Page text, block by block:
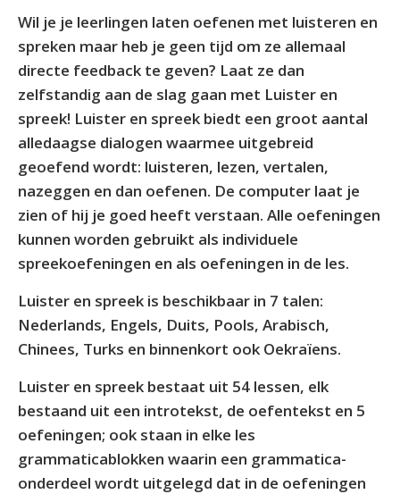
Wil je je leerlingen laten oefenen met luisteren en
spreken maar heb je geen tijd om ze allemaal
directe feedback te geven? Laat ze dan
zelfstandig aan de slag gaan met Luister en
spreek! Luister en spreek biedt een groot aantal
alledaagse dialogen waarmee uitgebreid
geoefend wordt: luisteren, lezen, vertalen,
nazeggen en dan oefenen. De computer laat je
zien of hij je goed heeft verstaan. Alle oefeningen
kunnen worden gebruikt als individuele
spreekoefeningen en als oefeningen in de les.
Luister en spreek is beschikbaar in 7 talen:
Nederlands, Engels, Duits, Pools, Arabisch,
Chinees, Turks en binnenkort ook Oekraïens.
Luister en spreek bestaat uit 54 lessen, elk
bestaand uit een introtekst, de oefentekst en 5
oefeningen; ook staan in elke les
grammaticablokken waarin een grammatica-
onderdeel wordt uitgelegd dat in de oefeningen